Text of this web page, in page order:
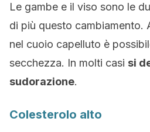
Le gambe e il viso sono le
di più questo cambiamento.
nel cuoio capelluto è
secchezza. In molti casi si
sudorazione.
Colesterolo alto